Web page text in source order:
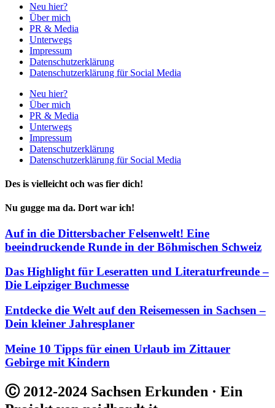
Neu hier?
Über mich
PR & Media
Unterwegs
Impressum
Datenschutzerklärung
Datenschutzerklärung für Social Media
Neu hier?
Über mich
PR & Media
Unterwegs
Impressum
Datenschutzerklärung
Datenschutzerklärung für Social Media
Des is vielleicht och was fier dich!
Nu gugge ma da. Dort war ich!
Auf in die Dittersbacher Felsenwelt! Eine
beeindruckende Runde in der Böhmischen Schweiz
Das Highlight für Leseratten und Literaturfreunde –
Die Leipziger Buchmesse
Entdecke die Welt auf den Reisemessen in Sachsen –
Dein kleiner Jahresplaner
Meine 10 Tipps für einen Urlaub im Zittauer
Gebirge mit Kindern
Ⓒ 2012-2024 Sachsen Erkunden · Ein